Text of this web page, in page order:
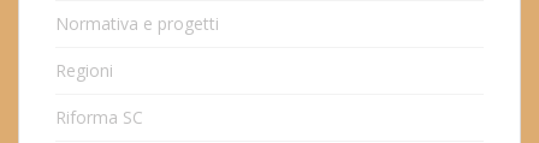
Normativa e progetti
Regioni
Riforma SC